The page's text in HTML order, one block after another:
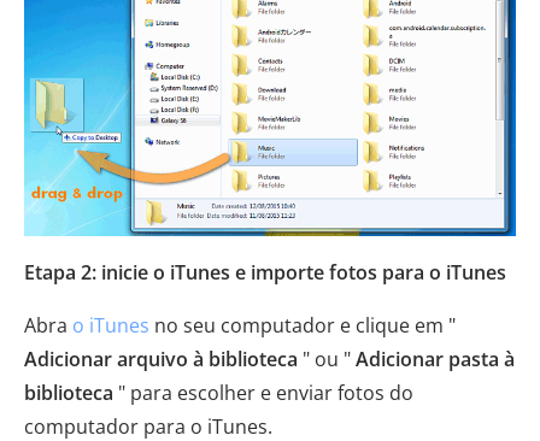
Etapa 2: inicie o iTunes e importe fotos para o iTunes
Abra o iTunes no seu computador e clique em "
Adicionar arquivo à biblioteca " ou "Adicionar pasta à
biblioteca " para escolher e enviar fotos do
computador para o iTunes.